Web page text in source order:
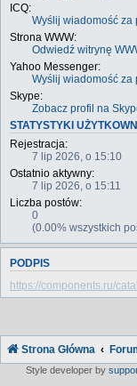
ICQ:
Wyślij wiadomość za
Strona WWW:
Odwiedź witrynę
Yahoo Messenger:
Wyślij wiadomość za
Skype:
Zobacz profil na
STATYSTYKI
Rejestracja:
7 lip 2026, o 15:10
Ostatnio aktywny:
7 lip 2026, o 15:11
Liczba postów:
0
(0.00% wszystkich
PODPIS
https://components.ru/
Strona Główna
Style developer by